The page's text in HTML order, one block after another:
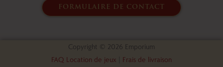
formulaire de contact
Copyright © 2026 Emporium
FAQ Location de jeux
Frais de livraison